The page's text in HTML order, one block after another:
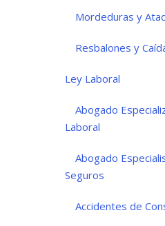
Mordeduras y
Resbalones y
Ley Laboral
Abogado
Laboral
Abogado
Seguros
Accidentes de